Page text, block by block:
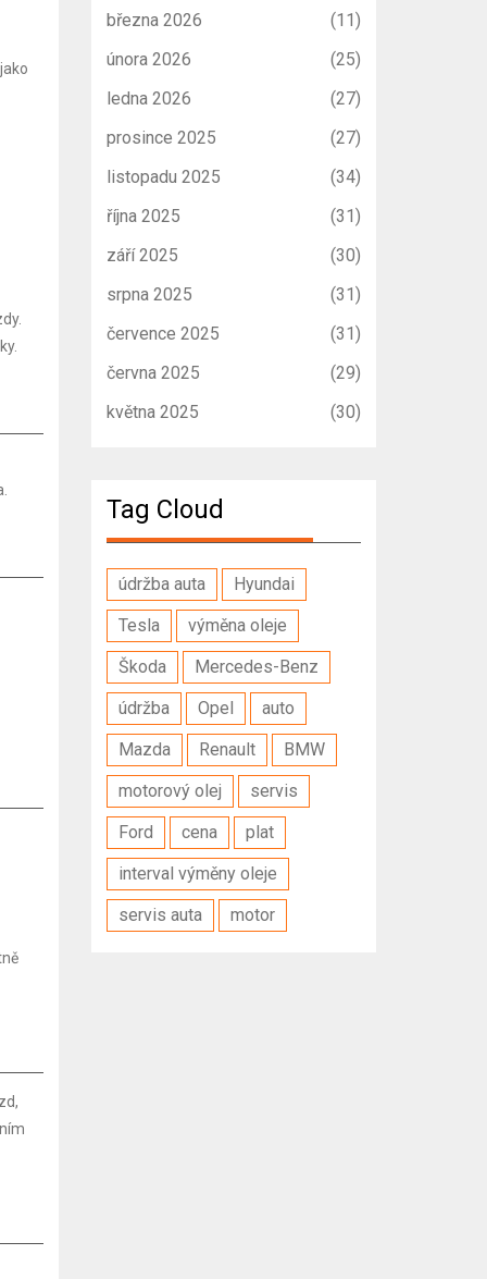
března 2026
(11)
února 2026
(25)
ledna 2026
(27)
prosince 2025
(27)
listopadu 2025
(34)
října 2025
(31)
září 2025
(30)
srpna 2025
(31)
července 2025
(31)
června 2025
(29)
května 2025
(30)
Tag Cloud
údržba auta
Hyundai
Tesla
výměna oleje
Škoda
Mercedes-Benz
údržba
Opel
auto
Mazda
Renault
BMW
motorový olej
servis
Ford
cena
plat
interval výměny oleje
servis auta
motor